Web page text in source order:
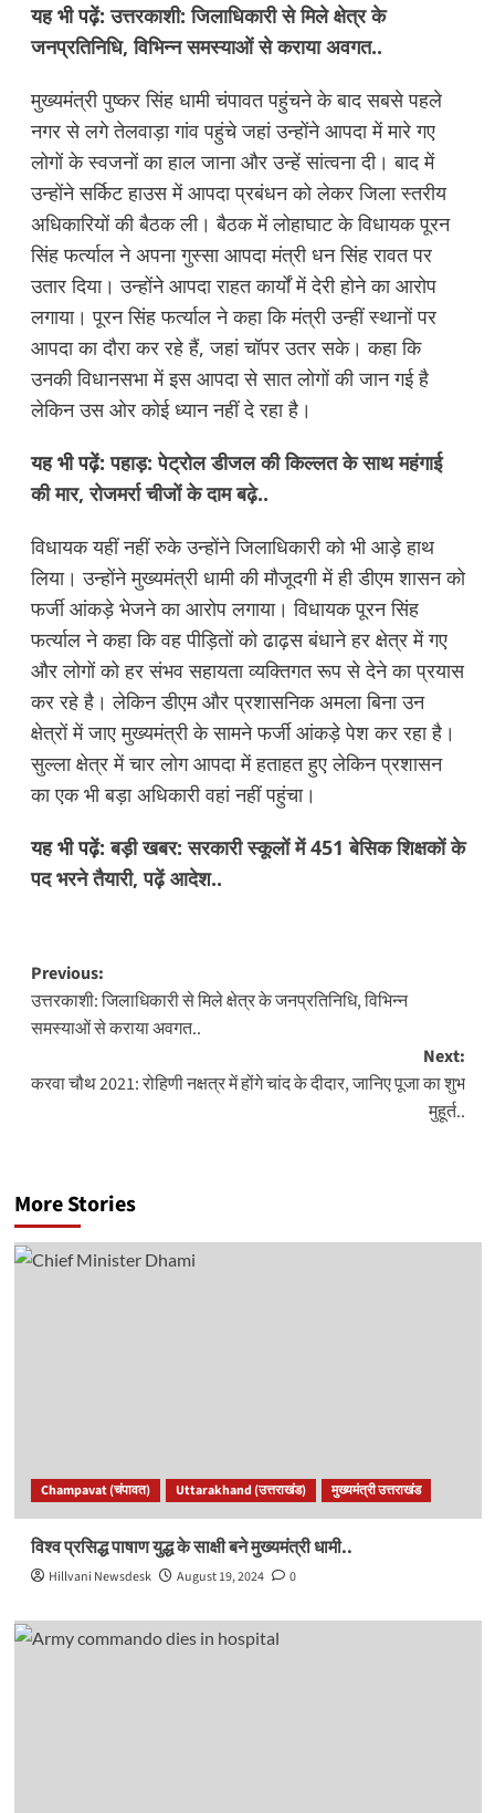
यह भी पढ़ें:उत्तरकाशी: जिलाधिकारी से मिले क्षेत्र के
जनप्रतिनिधि, विभिन्न समस्याओं से कराया अवगत..
मुख्यमंत्री पुष्कर सिंह धामी चंपावत पहुंचने के बाद सबसे पहले
नगर से लगे तेलवाड़ा गांव पहुंचे जहां उन्होंने आपदा में मारे गए
लोगों के स्वजनों का हाल जाना और उन्हें सांत्वना दी। बाद में
उन्होंने सर्किट हाउस में आपदा प्रबंधन को लेकर जिला स्तरीय
अधिकारियों की बैठक ली। बैठक में लोहाघाट के विधायक पूरन
सिंह फर्त्याल ने अपना गुस्सा आपदा मंत्री धन सिंह रावत पर
उतार दिया। उन्होंने आपदा राहत कार्यों में देरी होने का आरोप
लगाया। पूरन सिंह फर्त्याल ने कहा कि मंत्री उन्हीं स्थानों पर
आपदा का दौरा कर रहे हैं, जहां चॉपर उतर सके। कहा कि
उनकी विधानसभा में इस आपदा से सात लोगों की जान गई है
लेकिन उस ओर कोई ध्यान नहीं दे रहा है।
यह भी पढ़ें: पहाड़: पेट्रोल डीजल की किल्लत के साथ महंगाई
की मार, रोजमर्रा चीजों के दाम बढ़े..
विधायक यहीं नहीं रुके उन्होंने जिलाधिकारी को भी आड़े हाथ
लिया। उन्होंने मुख्यमंत्री धामी की मौजूदगी में ही डीएम शासन को
फर्जी आंकड़े भेजने का आरोप लगाया। विधायक पूरन सिंह
फर्त्याल ने कहा कि वह पीड़ितों को ढाढ़स बंधाने हर क्षेत्र में गए
और लोगों को हर संभव सहायता व्यक्तिगत रूप से देने का प्रयास
कर रहे है। लेकिन डीएम और प्रशासनिक अमला बिना उन
क्षेत्रों में जाए मुख्यमंत्री के सामने फर्जी आंकड़े पेश कर रहा है।
सुल्ला क्षेत्र में चार लोग आपदा में हताहत हुए लेकिन प्रशासन
का एक भी बड़ा अधिकारी वहां नहीं पहुंचा।
यह भी पढ़ें: बड़ी खबर: सरकारी स्कूलों में 451 बेसिक शिक्षकों के
पद भरने तैयारी, पढ़ें आदेश..
Post
navigation
Previous:
उत्तरकाशी: जिलाधिकारी से मिले क्षेत्र के जनप्रतिनिधि, विभिन्न
समस्याओं से कराया अवगत..
Next:
करवा चौथ 2021: रोहिणी नक्षत्र में होंगे चांद के दीदार, जानिए पूजा का शुभ
मुहूर्त..
More Stories
Champavat (चंपावत) Uttarakhand (उत्तराखंड) मुख्यमंत्री उत्तराखंड
विश्व प्रसिद्ध पाषाण युद्ध के साक्षी बने मुख्यमंत्री धामी..
Hillvani Newsdesk August 19, 2024 0